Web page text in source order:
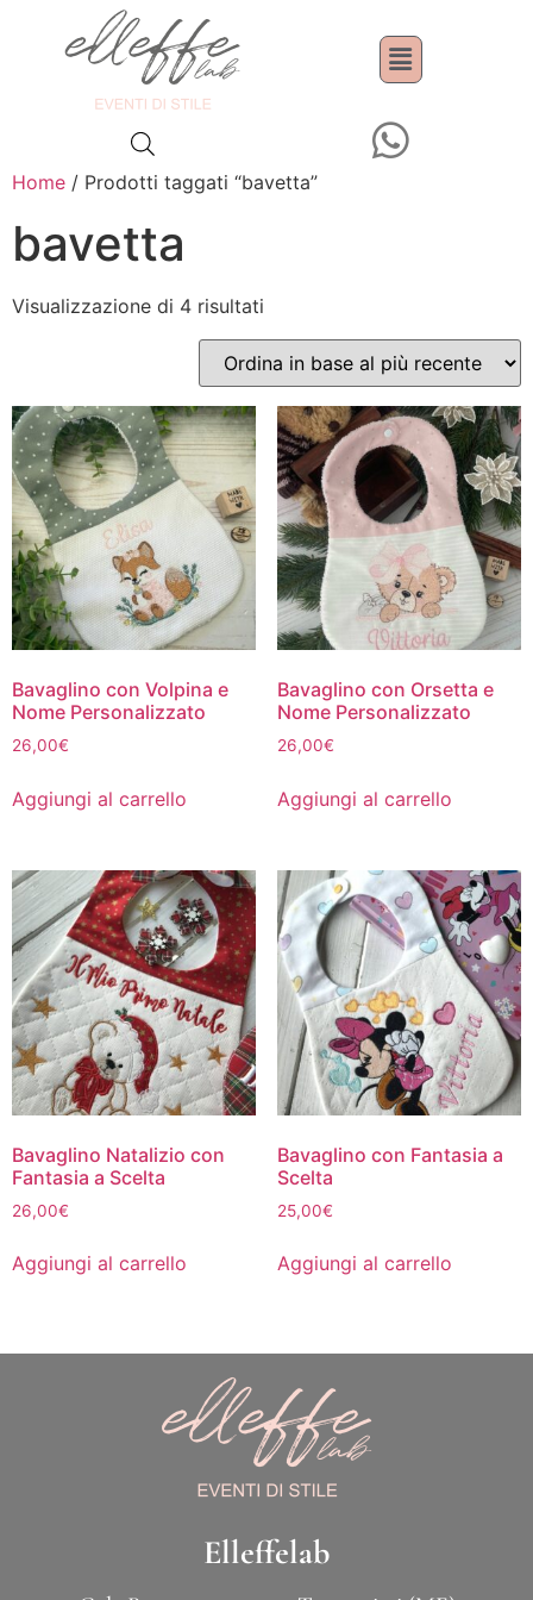
Home / Prodotti taggati “bavetta”
bavetta
Visualizzazione di 4 risultati
Bavaglino con Volpina e
Nome Personalizzato
26,00€
Aggiungi al carrello
Bavaglino con Orsetta e
Nome Personalizzato
26,00€
Aggiungi al carrello
Bavaglino Natalizio con
Fantasia a Scelta
26,00€
Aggiungi al carrello
Bavaglino con Fantasia a
Scelta
25,00€
Aggiungi al carrello
Elleffelab